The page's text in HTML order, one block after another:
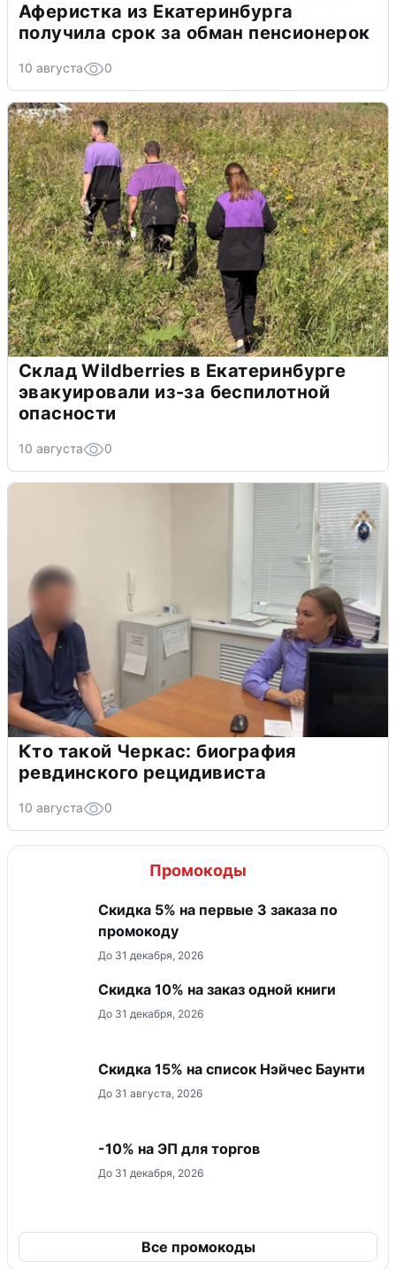
Аферистка из Екатеринбурга
получила срок за обман пенсионерок
10 августа 0
Склад Wildberries в Екатеринбурге
эвакуировали из-за беспилотной
опасности
10 августа 0
Кто такой Черкас: биография
ревдинского рецидивиста
10 августа 0
Промокоды
Скидка 5% на первые 3 заказа по
промокоду
До 31 декабря, 2026
Скидка 10% на заказ одной книги
До 31 декабря, 2026
Скидка 15% на список Нэйчес Баунти
До 31 августа, 2026
-10% на ЭП для торгов
До 31 декабря, 2026
Все промокоды